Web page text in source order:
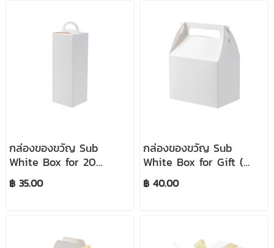
กล่องของขวัญ Sub
White Box for 20
Oz./600ml. (
7.7*7.7*25cm )
฿ 35.00
กล่องของขวัญ Sub
White Box for Gift (
15.75*20*10cm )
฿ 40.00